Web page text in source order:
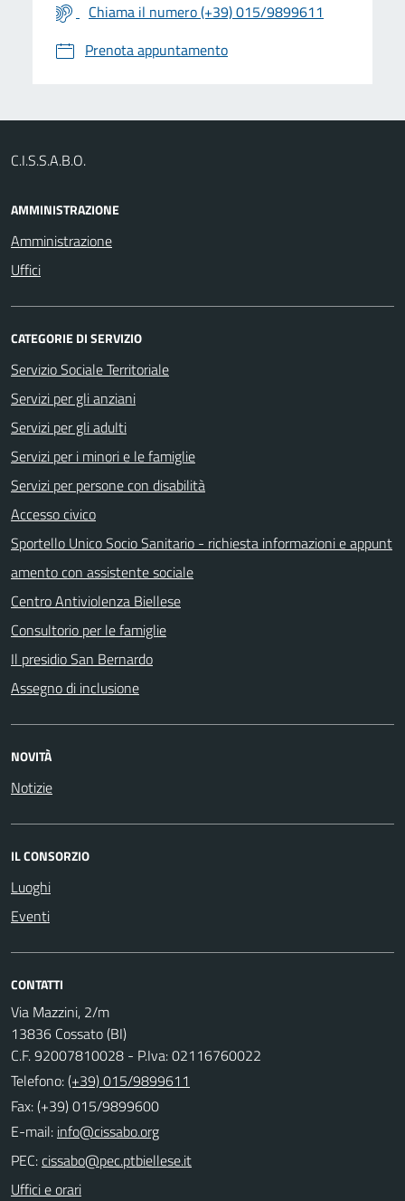
Chiama il numero (+39) 015/9899611
Prenota appuntamento
C.I.S.S.A.B.O.
AMMINISTRAZIONE
Amministrazione
Uffici
CATEGORIE DI SERVIZIO
Servizio Sociale Territoriale
Servizi per gli anziani
Servizi per gli adulti
Servizi per i minori e le famiglie
Servizi per persone con disabilità
Accesso civico
Sportello Unico Socio Sanitario - richiesta informazioni e appunt
amento con assistente sociale
Centro Antiviolenza Biellese
Consultorio per le famiglie
Il presidio San Bernardo
Assegno di inclusione
NOVITÀ
Notizie
IL CONSORZIO
Luoghi
Eventi
CONTATTI
Via Mazzini, 2/m
13836 Cossato (BI)
C.F. 92007810028 - P.Iva: 02116760022
Telefono:(+39) 015/9899611
Fax: (+39) 015/9899600
E-mail:
PEC:
Uffici e orari